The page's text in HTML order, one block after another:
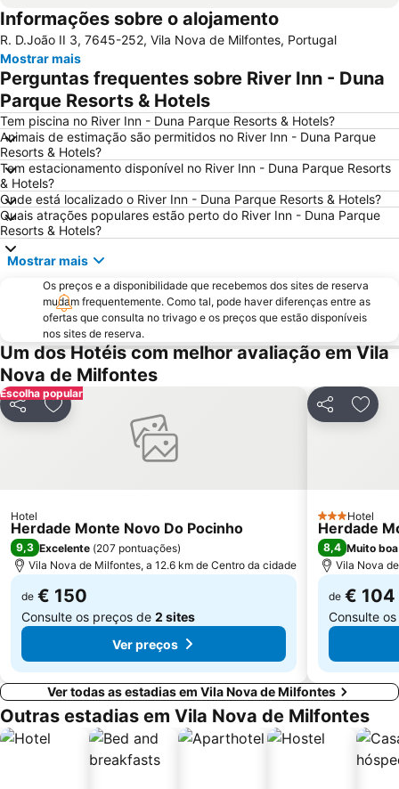
Praia da Zambujeira do Mar
Praia de Odeceixe
Praia da Arrifana
Costa de Santo André Beach
Baiona Beach
do Monte Clérigo
Praia das Furnas
Ilha do Pessegueiro Beach
da Samoqueira
Praia da Samouqueira
Cascatas de Vila Nova de Milfontes
Jardim Publico de Porto Covo
do Malhão
Barragem de Santa-Clara-a-Velha
Skate Park
Moinho de Vento da Longueira
Vasco da Gama
Porto das Carretas
Mina de Ciência - Centro de Ciência Viva do Lousal
Fonte do Cortiço Beach
Cavaleiro Beach
Forte de São Clemente - Milfontes
Dos Buizinhos
de Amoreira
Museu Mineiro de Lousal
Alteirinhos
Igreja Matriz de Santiago do Cacém
Vale dos Homens
Informações sobre o alojamento
R. D.João II 3, 7645-252, Vila Nova de Milfontes, Portugal
Mostrar mais
Perguntas frequentes sobre River Inn - Duna
Parque Resorts & Hotels
Tem piscina no River Inn - Duna Parque Resorts & Hotels?
Animais de estimação são permitidos no River Inn - Duna Parque
Resorts & Hotels?
Tem estacionamento disponível no River Inn - Duna Parque Resorts
& Hotels?
Onde está localizado o River Inn - Duna Parque Resorts & Hotels?
Quais atrações populares estão perto do River Inn - Duna Parque
Resorts & Hotels?
Mostrar mais
Os preços e a disponibilidade que recebemos dos sites de reserva
mudam frequentemente. Como tal, pode haver diferenças entre as
ofertas que consulta no trivago e os preços que estão disponíveis
nos sites de reserva.
Um dos Hotéis com melhor avaliação em Vila
Nova de Milfontes
Escolha popular
PartilharAdicionar aos favoritos
Hotel
Herdade Monte Novo Do Pocinho
9,3 Excelente (207 pontuações)
Vila Nova de Milfontes, a 12.6 km de Centro da cidade
de € 150
Consulte os preços de 2 sites
Ver preços
Partilhar
3 Estrelas
Hotel
Herdade
8,4 Muito boa
Vila Nova
de € 104
Consulte
Ver todas as estadias em Vila Nova de Milfontes
Outras estadias em Vila Nova de Milfontes